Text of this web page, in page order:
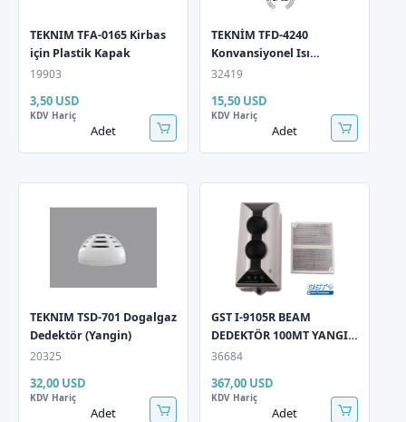
TEKNIM TFA-0165 Kirbas
için Plastik Kapak
19903
3,50 USD
KDV Hariç
Adet
TEKNİM TFD-4240
Konvansiyonel Isı
Dedektörü
32419
15,50 USD
KDV Hariç
Adet
TEKNIM TSD-701 Dogalgaz
Dedektör (Yangin)
20325
32,00 USD
KDV Hariç
Adet
GST I-9105R BEAM
DEDEKTÖR 100MT YANGIN
YANSIMALI IŞIN
36684
367,00 USD
KDV Hariç
Adet